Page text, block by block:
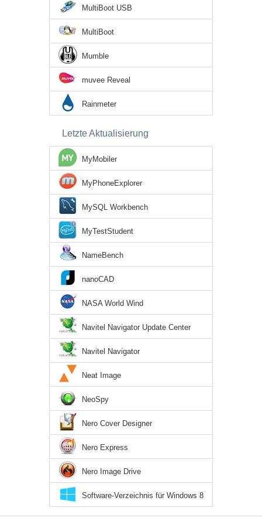
MultiBoot USB
MultiBoot
Mumble
muvee Reveal
Rainmeter
Letzte Aktualisierung
MyMobiler
MyPhoneExplorer
MySQL Workbench
MyTestStudent
NameBench
nanoCAD
NASA World Wind
Navitel Navigator Update Center
Navitel Navigator
Neat Image
NeoSpy
Nero Cover Designer
Nero Express
Nero Image Drive
Software-Verzeichnis für Windows 8